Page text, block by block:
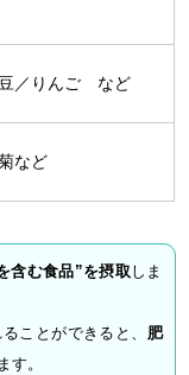
／りんご など
など
含む食品”を摂取 しま
ことができると、 肥
す。